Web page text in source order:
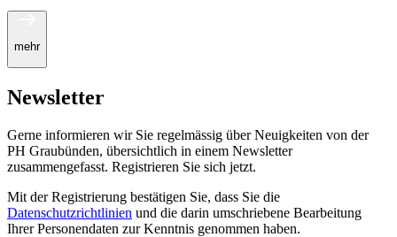
mehr
Newsletter
Gerne informieren wir Sie regelmässig über Neuigkeiten von der
PH Graubünden, übersichtlich in einem Newsletter
zusammengefasst. Registrieren Sie sich jetzt.
Mit der Registrierung bestätigen Sie, dass Sie die
Datenschutzrichtlinien und die darin umschriebene Bearbeitung
Ihrer Personendaten zur Kenntnis genommen haben.